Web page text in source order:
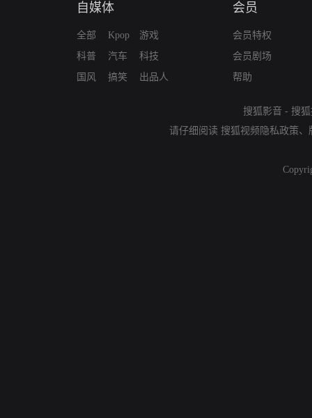
自媒体
全部
科普
国风
Kpop
汽车
搞笑
游戏
科技
出品人
会员
会员特权
会员剧场
帮助
搜狐影音 - 搜
请仔细阅读 搜狐视频隐私政策、